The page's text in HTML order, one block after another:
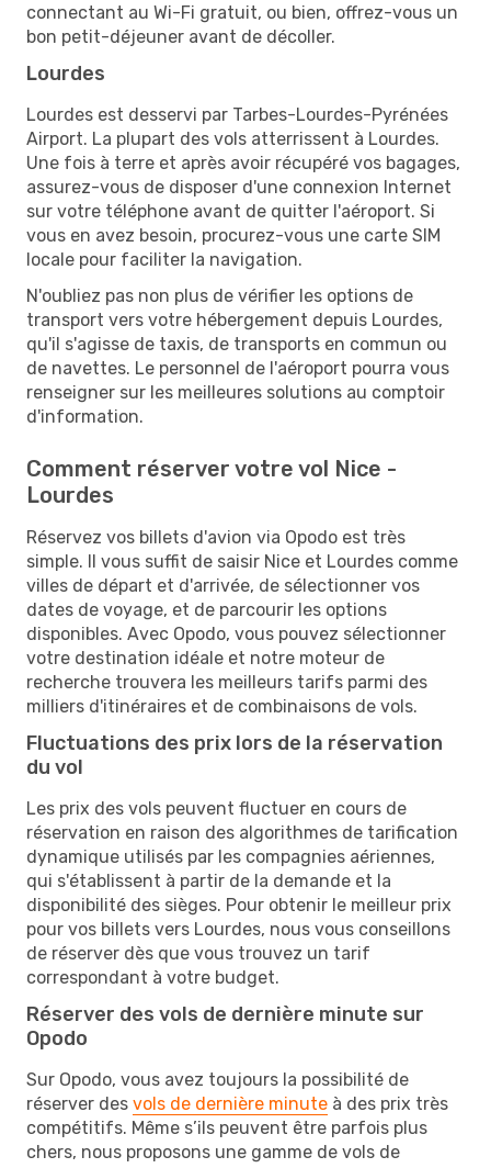
connectant au Wi-Fi gratuit, ou bien, offrez-vous un
bon petit-déjeuner avant de décoller.
Lourdes
Lourdes est desservi par Tarbes-Lourdes-Pyrénées
Airport. La plupart des vols atterrissent à Lourdes.
Une fois à terre et après avoir récupéré vos bagages,
assurez-vous de disposer d'une connexion Internet
sur votre téléphone avant de quitter l'aéroport. Si
vous en avez besoin, procurez-vous une carte SIM
locale pour faciliter la navigation.
N'oubliez pas non plus de vérifier les options de
transport vers votre hébergement depuis Lourdes,
qu'il s'agisse de taxis, de transports en commun ou
de navettes. Le personnel de l'aéroport pourra vous
renseigner sur les meilleures solutions au comptoir
d'information.
Comment réserver votre vol Nice -
Lourdes
Réservez vos billets d'avion via Opodo est très
simple. Il vous suffit de saisir Nice et Lourdes comme
villes de départ et d'arrivée, de sélectionner vos
dates de voyage, et de parcourir les options
disponibles. Avec Opodo, vous pouvez sélectionner
votre destination idéale et notre moteur de
recherche trouvera les meilleurs tarifs parmi des
milliers d'itinéraires et de combinaisons de vols.
Fluctuations des prix lors de la réservation
du vol
Les prix des vols peuvent fluctuer en cours de
réservation en raison des algorithmes de tarification
dynamique utilisés par les compagnies aériennes,
qui s'établissent à partir de la demande et la
disponibilité des sièges. Pour obtenir le meilleur prix
pour vos billets vers Lourdes, nous vous conseillons
de réserver dès que vous trouvez un tarif
correspondant à votre budget.
Réserver des vols de dernière minute sur
Opodo
Sur Opodo, vous avez toujours la possibilité de
réserver des vols de dernière minute à des prix très
compétitifs. Même s’ils peuvent être parfois plus
chers, nous proposons une gamme de vols de